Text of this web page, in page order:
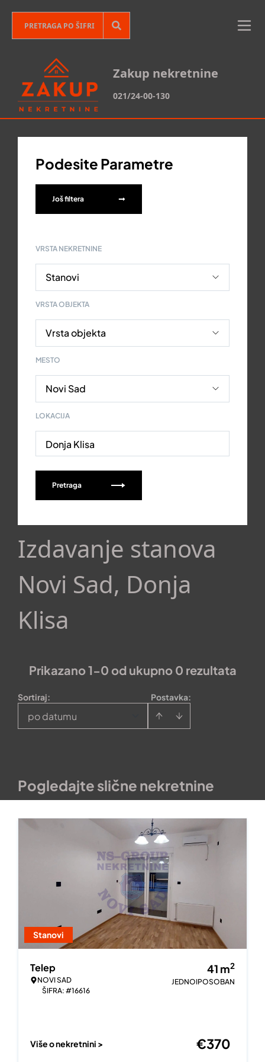
Zakup nekretnine
021/24-00-130
Podesite Parametre
Još filtera
VRSTA NEKRETNINE
VRSTA OBJEKTA
MESTO
LOKACIJA
Donja Klisa
Pretraga
Izdavanje stanova
Novi Sad, Donja
Klisa
Prikazano 1-0 od ukupno 0 rezultata
Postavka:
Sortiraj:
po datumu
Pogledajte slične nekretnine
Stanovi
Telep
NOVI SAD
ŠIFRA: #16616
41 m2
JEDNOIPOSOBAN
Više o nekretnini > €370